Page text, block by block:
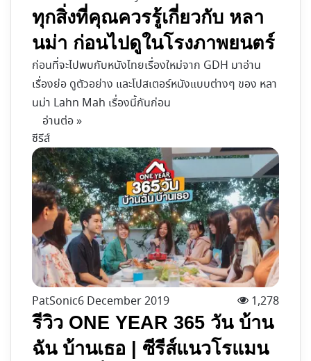
ทุกสิ่งที่คุณควรรู้เกี่ยวกับ หลา
นม่า ก่อนไปดูในโรงภาพยนตร์
ก่อนที่จะไปพบกับหนังไทยเรื่องใหม่จาก GDH มาอ่าน
เรื่องย่อ ดูตัวอย่าง และโปสเตอร์หนังแบบต่างๆ ของ หลา
นม่า Lahn Mah เรื่องนี้กันก่อน
อ่านต่อ »
ซีรีส์
PatSonic6 December 2019 1,278
รีวิว ONE YEAR 365 วัน บ้าน
ฉัน บ้านเธอ | ซีรีส์แนวโรแมน